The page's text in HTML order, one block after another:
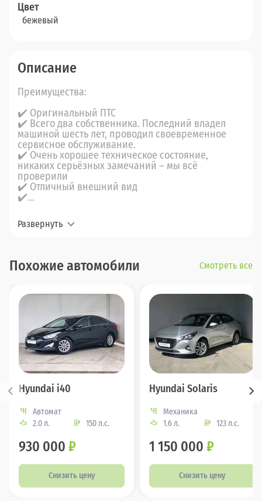
Цвет
бежевый
Описание
Преимущества:
✔️ Оригинальный ПТС
✔️ Всего два собственника. Последний владел
машиной шесть лет, проводил своевременное
сервисное обслуживание.
✔️ Очень хорошее техническое состояние,
никаких серьёзных замечаний – мы всё
проверили
✔️ Отличный внешний вид
✔️...
Развернуть
Похожие автомобили Смотреть все
Hyundai i40
Автомат
2.0 л.
150 л.с.
930 000 ₽
Снизить цену
Hyundai Solaris
Механика
1.6 л.
123 л.с.
1 150 000 ₽
Снизить цену